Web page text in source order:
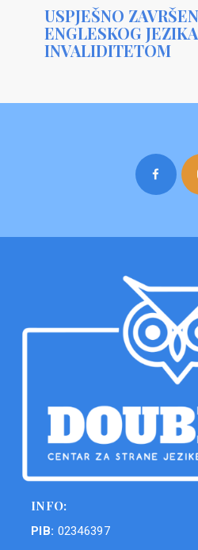
USPJEŠNO
ENGLESKOG
INVALIDITETOM
INFO:
PIB: 02346397